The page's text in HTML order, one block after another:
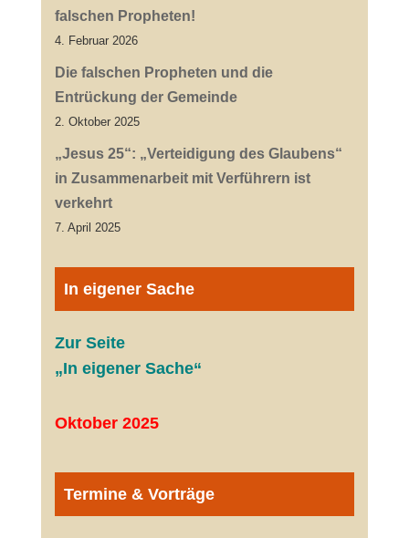
falschen Propheten!
4. Februar 2026
Die falschen Propheten und die
Entrückung der Gemeinde
2. Oktober 2025
„Jesus 25“: „Verteidigung des Glaubens“
in Zusammenarbeit mit Verführern ist
verkehrt
7. April 2025
In eigener Sache
Zur Seite
„In eigener Sache“
Oktober 2025
Termine & Vorträge